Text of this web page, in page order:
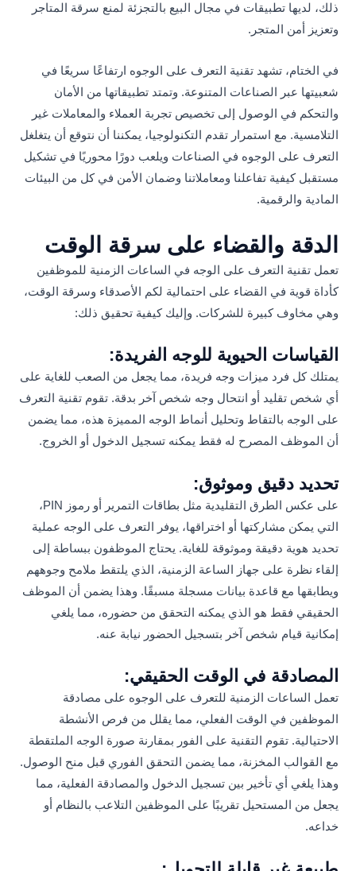
ذلك، لديها تطبيقات في مجال البيع بالتجزئة لمنع سرقة المتاجر
وتعزيز أمن المتجر.
في الختام، تشهد تقنية التعرف على الوجوه ارتفاعًا سريعًا في
شعبيتها عبر الصناعات المتنوعة. وتمتد تطبيقاتها من الأمان
والتحكم في الوصول إلى تخصيص تجربة العملاء والمعاملات غير
التلامسية. مع استمرار تقدم التكنولوجيا، يمكننا أن نتوقع أن يتغلغل
التعرف على الوجوه في الصناعات ويلعب دورًا محوريًا في تشكيل
مستقبل كيفية تفاعلنا ومعاملاتنا وضمان الأمن في كل من البيئات
المادية والرقمية.
الدقة والقضاء على سرقة الوقت
تعمل تقنية التعرف على الوجه في الساعات الزمنية للموظفين
كأداة قوية في القضاء على احتمالية لكم الأصدقاء وسرقة الوقت،
وهي مخاوف كبيرة للشركات. وإليك كيفية تحقيق ذلك:
القياسات الحيوية للوجه الفريدة:
يمتلك كل فرد ميزات وجه فريدة، مما يجعل من الصعب للغاية على
أي شخص تقليد أو انتحال وجه شخص آخر بدقة. تقوم تقنية التعرف
على الوجه بالتقاط وتحليل أنماط الوجه المميزة هذه، مما يضمن
أن الموظف المصرح له فقط يمكنه تسجيل الدخول أو الخروج.
تحديد دقيق وموثوق:
على عكس الطرق التقليدية مثل بطاقات التمرير أو رموز PIN،
التي يمكن مشاركتها أو اختراقها، يوفر التعرف على الوجه عملية
تحديد هوية دقيقة وموثوقة للغاية. يحتاج الموظفون ببساطة إلى
إلقاء نظرة على جهاز الساعة الزمنية، الذي يلتقط ملامح وجوههم
ويطابقها مع قاعدة بيانات مسجلة مسبقًا. وهذا يضمن أن الموظف
الحقيقي فقط هو الذي يمكنه التحقق من حضوره، مما يلغي
إمكانية قيام شخص آخر بتسجيل الحضور نيابة عنه.
المصادقة في الوقت الحقيقي:
تعمل الساعات الزمنية للتعرف على الوجوه على مصادقة
الموظفين في الوقت الفعلي، مما يقلل من فرص الأنشطة
الاحتيالية. تقوم التقنية على الفور بمقارنة صورة الوجه الملتقطة
مع القوالب المخزنة، مما يضمن التحقق الفوري قبل منح الوصول.
وهذا يلغي أي تأخير بين تسجيل الدخول والمصادقة الفعلية، مما
يجعل من المستحيل تقريبًا على الموظفين التلاعب بالنظام أو
خداعه.